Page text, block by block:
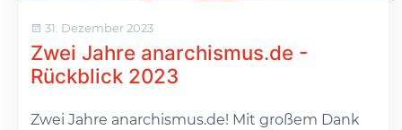
31. Dezember 2023
Zwei Jahre anarchismus.de -
Rückblick 2023
Zwei Jahre anarchismus.de! Mit großem Dank